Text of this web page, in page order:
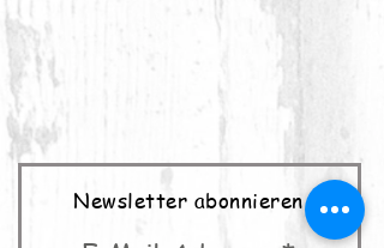
Newsletter abonnieren